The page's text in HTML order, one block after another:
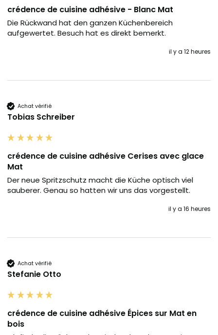
crédence de cuisine adhésive - Blanc Mat
Die Rückwand hat den ganzen Küchenbereich
aufgewertet. Besuch hat es direkt bemerkt.
il y a 12 heures
Achat vérifié
Tobias Schreiber
crédence de cuisine adhésive Cerises avec glace
Mat
Der neue Spritzschutz macht die Küche optisch viel
sauberer. Genau so hatten wir uns das vorgestellt.
il y a 16 heures
Achat vérifié
Stefanie Otto
crédence de cuisine adhésive Épices sur Mat en
bois